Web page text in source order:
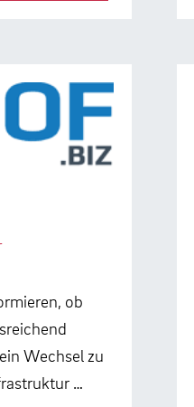
ob
Wechsel zu
…